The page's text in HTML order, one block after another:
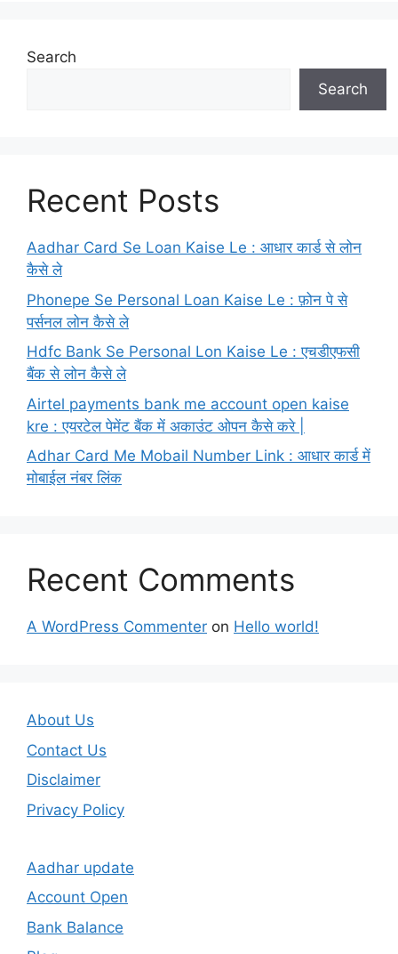
Search
Search
Recent Posts
Aadhar Card Se Loan Kaise Le : आधार कार्ड से लोन
कैसे ले
Phonepe Se Personal Loan Kaise Le : फ़ोन पे से
पर्सनल लोन कैसे ले
Hdfc Bank Se Personal Lon Kaise Le : एचडीएफसी
बैंक से लोन कैसे ले
Airtel payments bank me account open kaise
kre : एयरटेल पेमेंट बैंक में अकाउंट ओपन कैसे करे |
Adhar Card Me Mobail Number Link : आधार कार्ड में
मोबाईल नंबर लिंक
Recent Comments
A WordPress Commenter on Hello world!
About Us
Contact Us
Disclaimer
Privacy Policy
Aadhar update
Account Open
Bank Balance